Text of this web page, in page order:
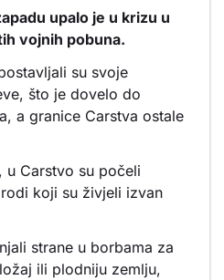
upalo je u krizu u
vojnih pobuna.
su svoje
što je dovelo do
a granice Carstva ostale
u Carstvo su počeli
koji su živjeli izvan
strane u borbama za
ili plodniju zemlju,